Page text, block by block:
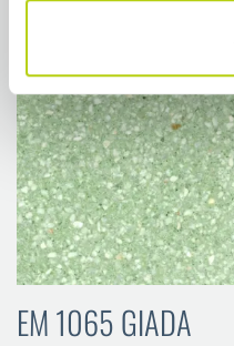
EM 1065 GIADA